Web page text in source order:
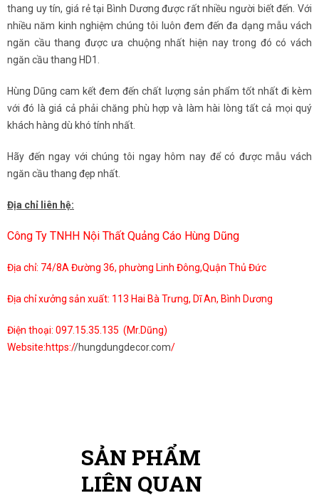
thang uy tín, giá rẻ tại Bình Dương được rất nhiều người biết đến. Với
nhiều năm kinh nghiệm chúng tôi luôn đem đến đa dạng mẫu vách
ngăn cầu thang được ưa chuộng nhất hiện nay trong đó có vách
ngăn cầu thang HD1.
Hùng Dũng cam kết đem đến chất lượng sản phẩm tốt nhất đi kèm
với đó là giá cả phải chăng phù hợp và làm hài lòng tất cả mọi quý
khách hàng dù khó tính nhất.
Hãy đến ngay với chúng tôi ngay hôm nay để có được mẫu vách
ngăn cầu thang đẹp nhất.
Địa chỉ liên hệ:
Công Ty TNHH Nội Thất Quảng Cáo Hùng Dũng
Địa chỉ: 74/8A Đường 36, phường Linh Đông,Quận Thủ Đức
Địa chỉ xưởng sản xuất: 113 Hai Bà Trưng, Dĩ An, Bình Dương
Điện thoại: 097.15.35.135 (Mr.Dũng)
Website:https://hungdungdecor.com/
SẢN PHẨM
LIÊN QUAN